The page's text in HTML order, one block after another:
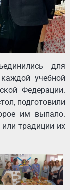
для
учебной
Федерации.
подготовили
им выпало.
традиции их